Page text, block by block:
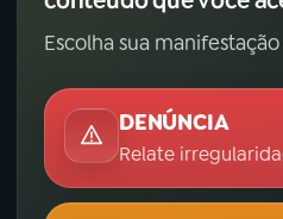
Escolha sua
DENÚNCIA
Relate